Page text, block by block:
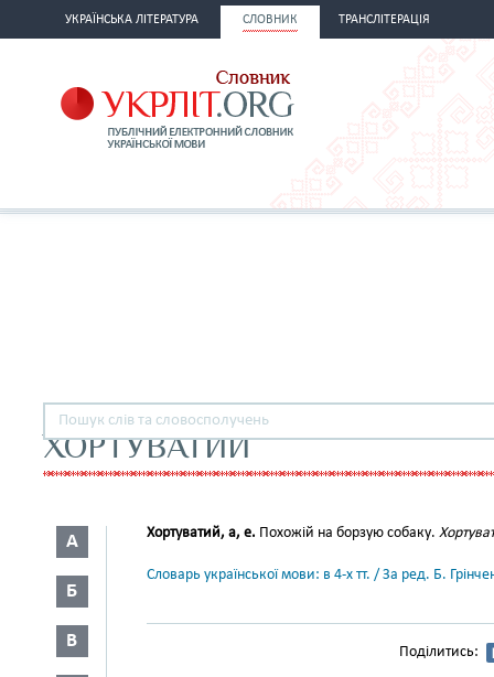
УКРАЇНСЬКА ЛІТЕРАТУРА СЛОВНИК ТРАНСЛІТЕРАЦІЯ
ХОРТУВАТИЙ
А
Б
В
Хортуватий, а, е. Похожій на борзую собаку.
Словарь української мови: в 4-х тт. / За ред. Б.
Поділитись: